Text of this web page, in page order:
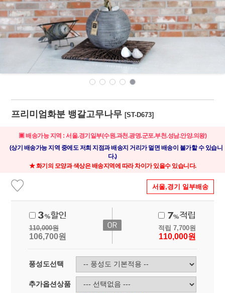
프리미엄화분 뱅갈고무나무[ST-D673]
▣ 배송가능 지역 : 서울.경기일부(수원.과천.광명.군포.부천.성남.안양.의왕)
(상기 배송가능 지역 중에도 저희 지점과 배송지 거리가 멀면 배송이 불가할 수 있습니
다.)
★ 화기의 모양과 색상은 배송지역에 따라 차이가 있을수 있습니다.
서울,경기 일부배송
110,000원
106,700원
적립 7,700원
110,000원
풍성도선택
추가옵션상품